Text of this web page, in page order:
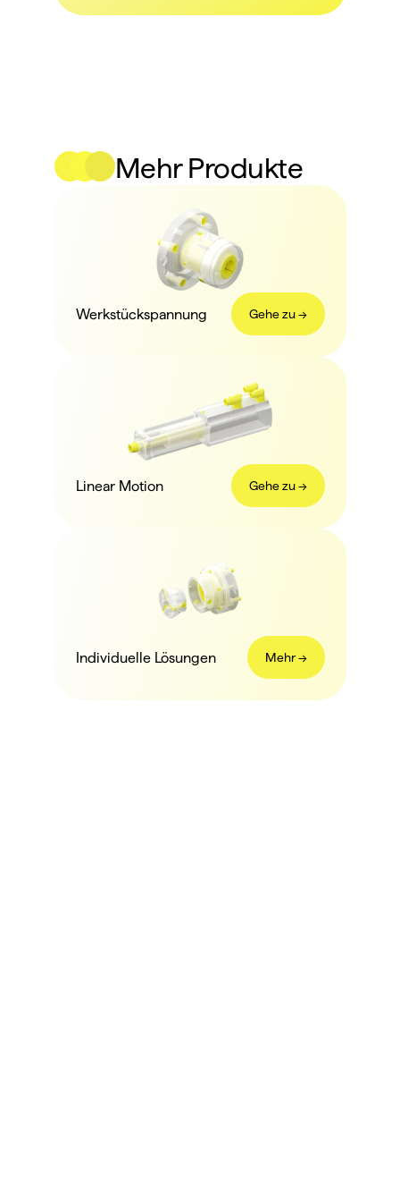
Mehr Produkte
Werkstückspannung Gehe zu ->
Linear Motion Gehe zu ->
Individuelle Lösungen Mehr ->